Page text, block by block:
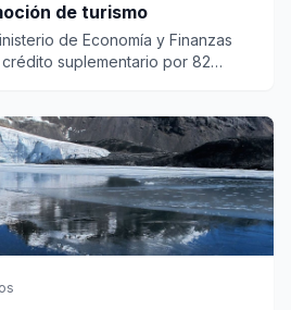
de turismo
de Economía y Finanzas
suplementario por 82